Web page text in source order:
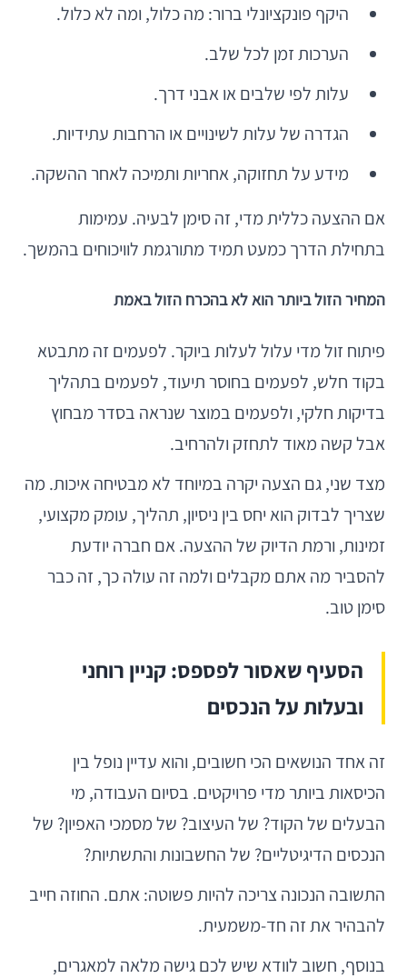
היקף פונקציונלי ברור: מה כלול, ומה לא כלול.
הערכות זמן לכל שלב.
עלות לפי שלבים או אבני דרך.
הגדרה של עלות לשינויים או הרחבות עתידיות.
מידע על תחזוקה, אחריות ותמיכה לאחר ההשקה.
אם ההצעה כללית מדי, זה סימן לבעיה. עמימות
בתחילת הדרך כמעט תמיד מתורגמת לוויכוחים בהמשך.
המחיר הזול ביותר הוא לא בהכרח הזול באמת
פיתוח זול מדי עלול לעלות ביוקר. לפעמים זה מתבטא
בקוד חלש, לפעמים בחוסר תיעוד, לפעמים בתהליך
בדיקות חלקי, ולפעמים במוצר שנראה בסדר מבחוץ
אבל קשה מאוד לתחזק ולהרחיב.
מצד שני, גם הצעה יקרה במיוחד לא מבטיחה איכות. מה
שצריך לבדוק הוא יחס בין ניסיון, תהליך, עומק מקצועי,
זמינות, ורמת הדיוק של ההצעה. אם חברה יודעת
להסביר מה אתם מקבלים ולמה זה עולה כך, זה כבר
סימן טוב.
הסעיף שאסור לפספס: קניין רוחני
ובעלות על הנכסים
זה אחד הנושאים הכי חשובים, והוא עדיין נופל בין
הכיסאות ביותר מדי פרויקטים. בסיום העבודה, מי
הבעלים של הקוד? של העיצוב? של מסמכי האפיון? של
הנכסים הדיגיטליים? של החשבונות והתשתיות?
התשובה הנכונה צריכה להיות פשוטה: אתם. החוזה חייב
להבהיר את זה חד-משמעית.
בנוסף, חשוב לוודא שיש לכם גישה מלאה למאגרים,